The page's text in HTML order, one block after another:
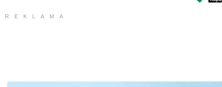
REKLAMA